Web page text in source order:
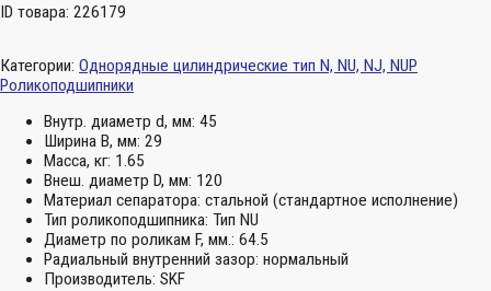
ID товара: 226179
Категории: Однорядные цилиндрические тип N, NU, NJ, NUP
Роликоподшипники
Внутр. диаметр d, мм: 45
Ширина B, мм: 29
Масса, кг: 1.65
Внеш. диаметр D, мм: 120
Материал сепаратора: стальной (стандартное исполнение)
Тип роликоподшипника: Тип NU
Диаметр по роликам F, мм.: 64.5
Радиальный внутренний зазор: нормальный
Производитель: SKF